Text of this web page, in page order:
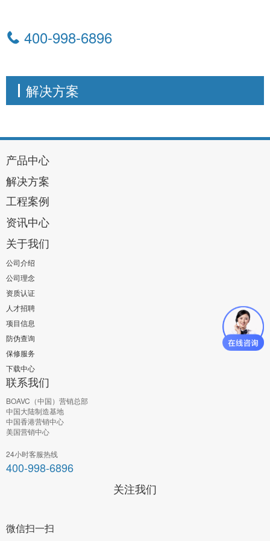
400-998-6896
解决方案
产品中心
解决方案
工程案例
资讯中心
关于我们
公司介绍
公司理念
资质认证
人才招聘
项目信息
防伪查询
保修服务
下载中心
联系我们
BOAVC（中国）营销总部
中国大陆制造基地
中国香港营销中心
美国营销中心
24小时客服热线
400-998-6896
关注我们
微信扫一扫